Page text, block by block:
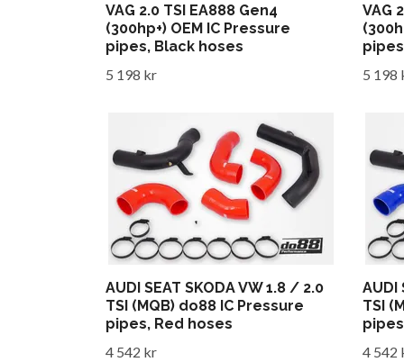
VAG 2.0 TSI EA888 Gen4
(300hp+) OEM IC Pressure
pipes, Black hoses
5 198 kr
VAG
5 198
AUDI SEAT SKODA VW 1.8 / 2.0
TSI (MQB) do88 IC Pressure
pipes, Red hoses
4 542 kr
AUDI
TSI
4 542